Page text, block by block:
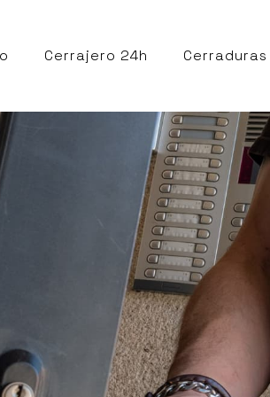
Cerrajero 24h Cerraduras